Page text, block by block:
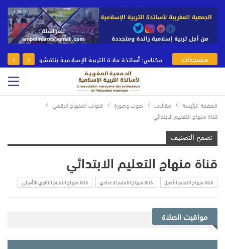
مستجدات
الجمعية
مكناس: أساتذة مادة التربية الإسلامية يناقشون رهانات وأدوار مادة التربية الإسلامية في يومها الوطني
الصفحة الرئيسة مقالات صوت وصورة
قنوات المنهاج الرقمي
قناة منهاج التعليم الابتدائي
تصفح التصنيف
قناة منهاج التعليم الابتدائي
قناة منهاج التعليم الأصيل قناة منهاج التعليم الاعدادي قناة منهاج التعليم الثانوي التأهيلي
مواقيت الصلاة